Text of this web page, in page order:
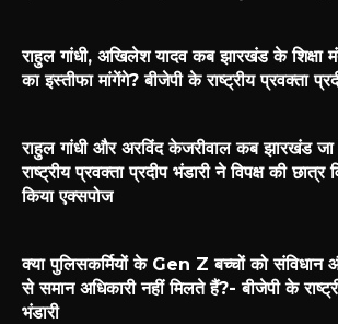
राहुल गांधी, अखिलेश यादव कब झारखंड के शिक्षा
का इस्तीफा मांगेंगे? बीजेपी के राष्ट्रीय प्रवक्ता
राहुल गांधी और अरविंद केजरीवाल कब झारखंड
राष्ट्रीय प्रवक्ता प्रदीप भंडारी ने विपक्ष की छात्र
किया एक्सपोज
क्या पुलिसकर्मियों के Gen Z बच्चों को संविधान
से समान अधिकारी नहीं मिलते हैं?- बीजेपी के
भंडारी